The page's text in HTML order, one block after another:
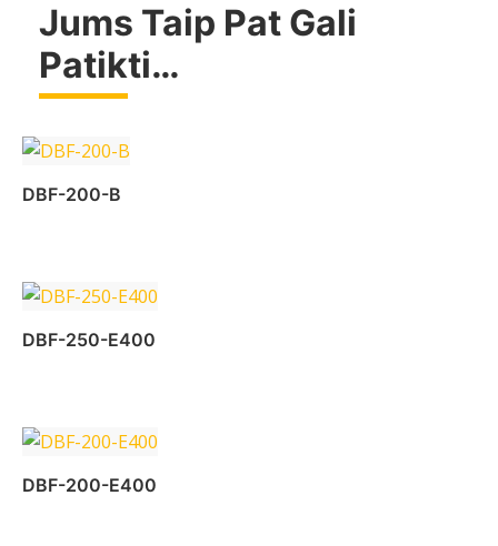
Jums Taip Pat Gali
Patikti…
DBF-200-B
Daugiau
DBF-250-E400
Daugiau
DBF-200-E400